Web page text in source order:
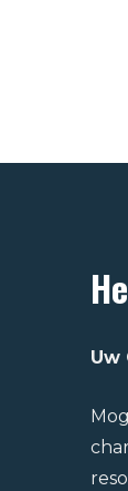
Uw